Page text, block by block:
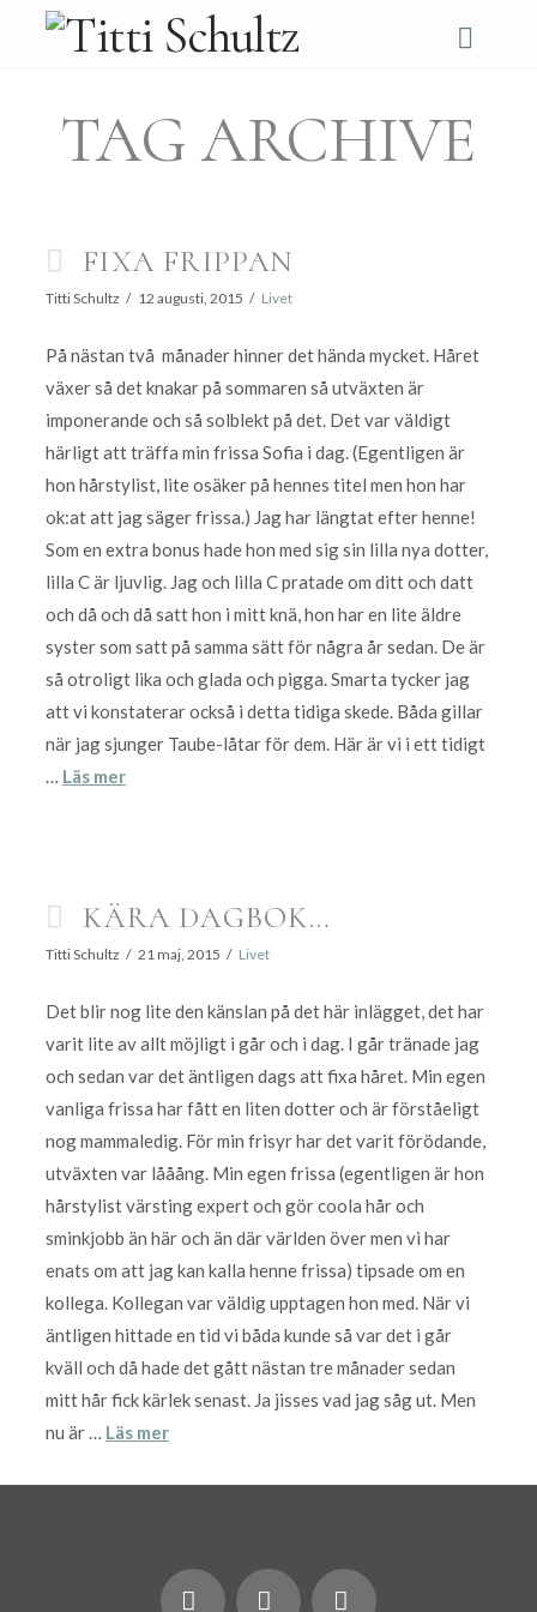
TAG ARCHIVE
FIXA FRIPPAN
Titti Schultz 12 augusti, 2015 Livet
På nästan två månader hinner det hända mycket. Håret
växer så det knakar på sommaren så utväxten är
imponerande och så solblekt på det. Det var väldigt
härligt att träffa min frissa Sofia i dag. (Egentligen är
hon hårstylist, lite osäker på hennes titel men hon har
ok:at att jag säger frissa.) Jag har längtat efter henne!
Som en extra bonus hade hon med sig sin lilla nya dotter,
lilla C är ljuvlig. Jag och lilla C pratade om ditt och datt
och då och då satt hon i mitt knä, hon har en lite äldre
syster som satt på samma sätt för några år sedan. De är
så otroligt lika och glada och pigga. Smarta tycker jag
att vi konstaterar också i detta tidiga skede. Båda gillar
när jag sjunger Taube-låtar för dem. Här är vi i ett tidigt
… Läs mer
KÄRA DAGBOK…
Titti Schultz 21 maj, 2015 Livet
Det blir nog lite den känslan på det här inlägget, det har
varit lite av allt möjligt i går och i dag. I går tränade jag
och sedan var det äntligen dags att fixa håret. Min egen
vanliga frissa har fått en liten dotter och är förståeligt
nog mammaledig. För min frisyr har det varit förödande,
utväxten var lååång. Min egen frissa (egentligen är hon
hårstylist värsting expert och gör coola hår och
sminkjobb än här och än där världen över men vi har
enats om att jag kan kalla henne frissa) tipsade om en
kollega. Kollegan var väldig upptagen hon med. När vi
äntligen hittade en tid vi båda kunde så var det i går
kväll och då hade det gått nästan tre månader sedan
mitt hår fick kärlek senast. Ja jisses vad jag såg ut. Men
nu är … Läs mer